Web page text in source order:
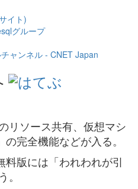
イト)‎
グループ
ャンネル - CNET Japan
リソース共有、仮想マシ
完全機能などが入る。
版には「われわれが引